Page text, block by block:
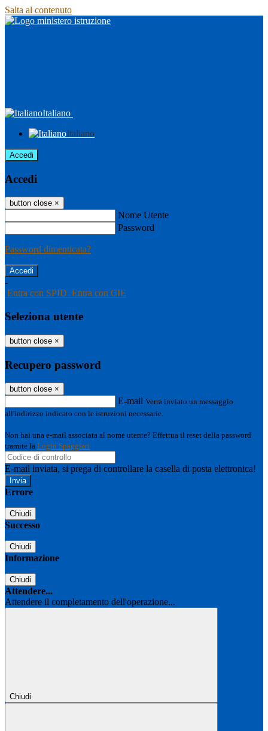
Salta al contenuto
Italiano
Italiano
Accedi
Accedi
button close ×
Nome Utente
Password
Password dimenticata?
-
Entra con SPID Entra con CIE
Seleziona utente
button close ×
Recupero password
button close ×
E-mail Verrà inviato un messaggio
all'indirizzo indicato con le istruzioni necessarie.
Non hai una e-mail associata al nome utente? Effettua il reset della password
tramite la Login Spaggiari
E-mail inviata, si prega di controllare la casella di posta elettronica!
Errore
Chiudi
Successo
Chiudi
Informazione
Chiudi
Attendere...
Attendere il completamento dell'operazione...
Chiudi